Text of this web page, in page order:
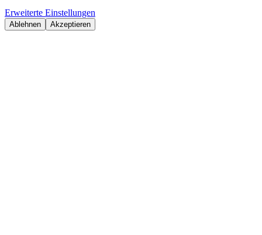
Erweiterte Einstellungen
Ablehnen Akzeptieren